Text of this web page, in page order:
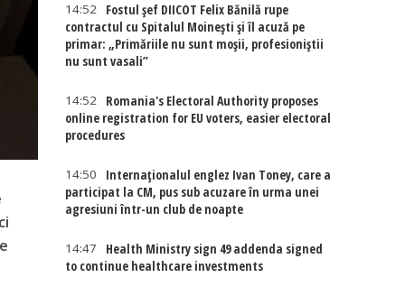
14:52
Fostul șef DIICOT Felix Bănilă rupe
contractul cu Spitalul Moinești și îl acuză pe
primar: „Primăriile nu sunt moșii, profesioniștii
nu sunt vasali”
14:52
Romania's Electoral Authority proposes
online registration for EU voters, easier electoral
procedures
14:50
Internaţionalul englez Ivan Toney, care a
participat la CM, pus sub acuzare în urma unei
agresiuni într-un club de noapte
14:47
Health Ministry sign 49 addenda signed
to continue healthcare investments